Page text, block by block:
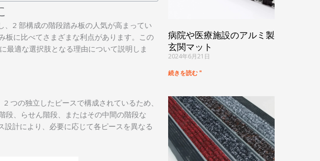
2 部構成の階段踏み板の人気が高まってい
板に比べてさまざまな利点があります。この
最適な選択肢となる理由について説明しま
つの独立したピースで構成されているため、
段、らせん階段、またはその中間の階段な
計により、必要に応じて各ピースを異なる
病院や医療施設のアルミ製
玄関マット
2024年6月21日
続きを読む "